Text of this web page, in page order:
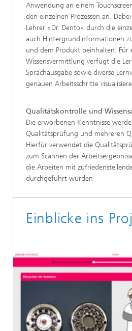
Anwendung an einem
den einzelnen Prozessen an.
Lehrer »Dr. Dento« durch die
auch Hintergrundinformationen
und dem Produkt beinhalten. Für
Wissensvermittlung verfügt die
Sprachausgabe sowie diverse
genauen Arbeitsschritte
Qualitätskontrolle und
Die erworbenen Kenntnisse
Qualitätsprüfung und mehreren
Hierfür verwendet die
zum Scannen der
die Arbeiten mit
durchgeführt wurden
Einblicke ins